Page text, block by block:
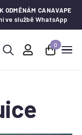
ODMĚNÁM CANAVAPE
ve službě WhatsApp
0